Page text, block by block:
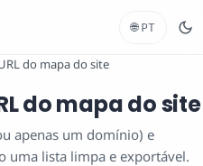
🌐 PT
do mapa do site
do mapa do site
apenas um domínio) e
uma lista limpa e exportável.